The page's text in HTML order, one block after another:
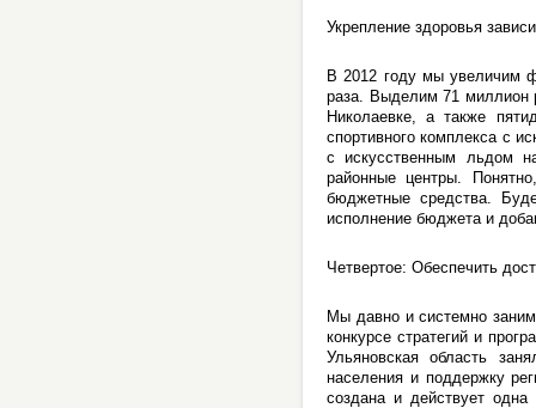
Укрепление здоровья
В 2012 году мы увеличим
раза. Выделим 71 миллион
Николаевке, а также
спортивного комплекса с
с искусственным льдом
районные центры.
бюджетные средства.
исполнение бюджета и
Четвертое: Обеспечить
Мы давно и системно
конкурсе стратегий и
Ульяновская область
населения и поддержку
создана и действует